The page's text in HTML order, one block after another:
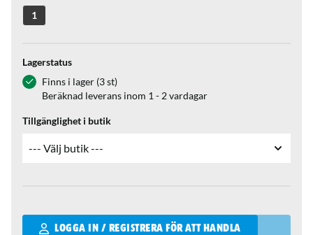
1
Lagerstatus
Finns i lager (3 st)
Beräknad leverans inom 1 - 2 vardagar
Tillgänglighet i butik
LOGGA IN / REGISTRERA FÖR ATT HANDLA
Qantity